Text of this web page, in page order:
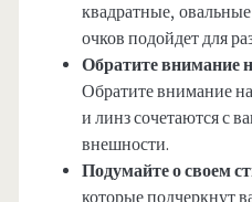
квадратные,
очков подойдет для
Обратите внимание
Обратите внимание
и линз сочетаются с
внешности.
Подумайте о своем